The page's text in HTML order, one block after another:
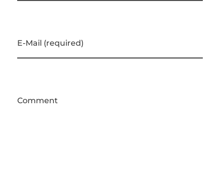
E-Mail (required)
Comment